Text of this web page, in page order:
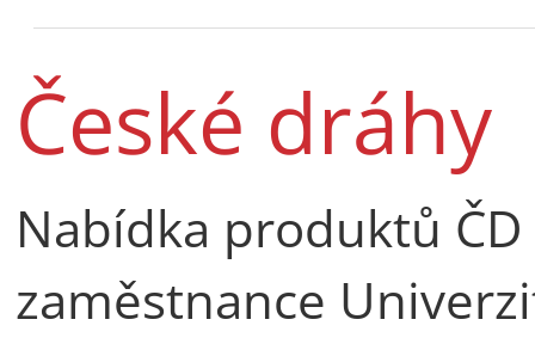
České dráhy
Nabídka produktů
zaměstnance